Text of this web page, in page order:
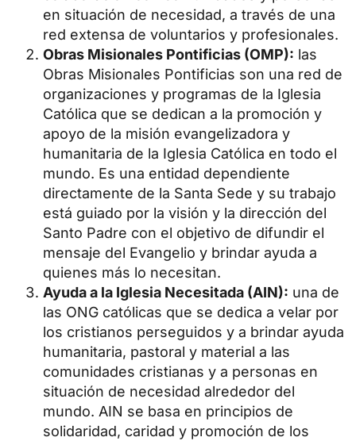
en situación de necesidad, a través de una
red extensa de voluntarios y profesionales.
Obras Misionales Pontificias (OMP): las
Obras Misionales Pontificias son una red de
organizaciones y programas de la Iglesia
Católica que se dedican a la promoción y
apoyo de la misión evangelizadora y
humanitaria de la Iglesia Católica en todo el
mundo. Es una entidad dependiente
directamente de la Santa Sede y su trabajo
está guiado por la visión y la dirección del
Santo Padre con el objetivo de difundir el
mensaje del Evangelio y brindar ayuda a
quienes más lo necesitan.
Ayuda a la Iglesia Necesitada (AIN): una de
las ONG católicas que se dedica a velar por
los cristianos perseguidos y a brindar ayuda
humanitaria, pastoral y material a las
comunidades cristianas y a personas en
situación de necesidad alrededor del
mundo. AIN se basa en principios de
solidaridad, caridad y promoción de los